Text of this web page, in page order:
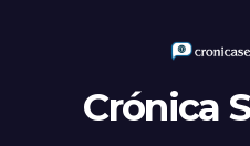
Crónica